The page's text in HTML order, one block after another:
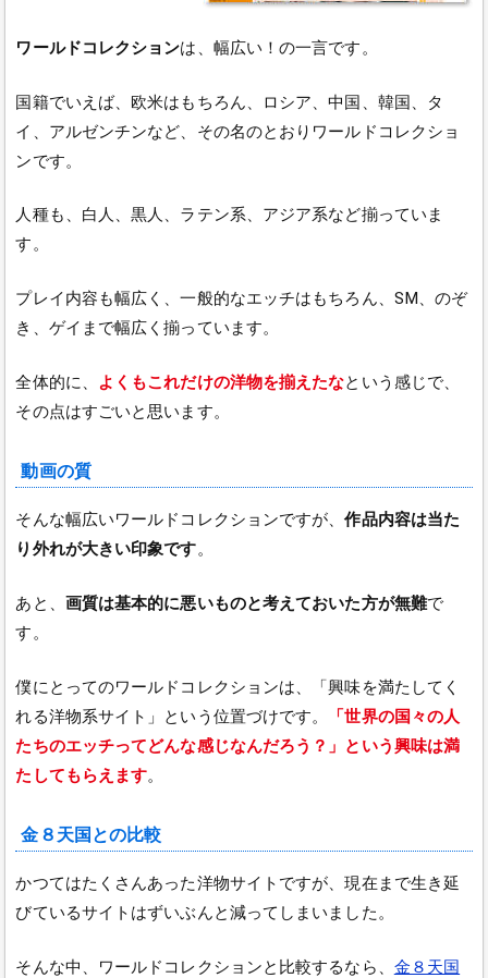
ワールドコレクションは、幅広い！の一言です。
国籍でいえば、欧米はもちろん、ロシア、中国、韓国、タ
イ、アルゼンチンなど、その名のとおりワールドコレクショ
ンです。
人種も、白人、黒人、ラテン系、アジア系など揃っていま
す。
プレイ内容も幅広く、一般的なエッチはもちろん、SM、のぞ
き、ゲイまで幅広く揃っています。
全体的に、 よくもこれだけの洋物を揃えたなという感じで、
その点はすごいと思います。
動画の質
そんな幅広いワールドコレクションですが、作品内容は当た
り外れが大きい印象です。
あと、 画質は基本的に悪いものと考えておいた方が無難で
す。
僕にとってのワールドコレクションは、「興味を満たしてく
れる洋物系サイト」という位置づけです。
「世界の国々の人
たちのエッチってどんな感じなんだろう？」という興味は満
たしてもらえます。
金８天国との比較
かつてはたくさんあった洋物サイトですが、現在まで生き延
びているサイトはずいぶんと減ってしまいました。
そんな中、ワールドコレクションと比較するなら、 金８天国